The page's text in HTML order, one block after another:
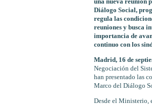
una nueva reunión
Diálogo Social,
regula las
reuniones y busca
importancia de
continuo con los
Madrid, 16 de
Negociación del
han presentado las
Marco del Diálogo
Desde el Ministerio,